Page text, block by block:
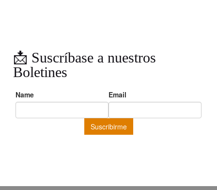
📩 Suscríbase a nuestros
Boletines
… y reciba periodicamente noticias, novedades, crítica literaria,
promociones exclusivas y recomendaciones seleccionadas por